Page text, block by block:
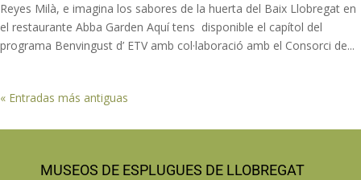
Reyes Milà, e imagina los sabores de la huerta del Baix Llobregat en
el restaurante Abba Garden Aquí tens disponible el capítol del
programa Benvingust d’ ETV amb col·laboració amb el Consorci de...
« Entradas más antiguas
MUSEOS DE ESPLUGUES DE LLOBREGAT